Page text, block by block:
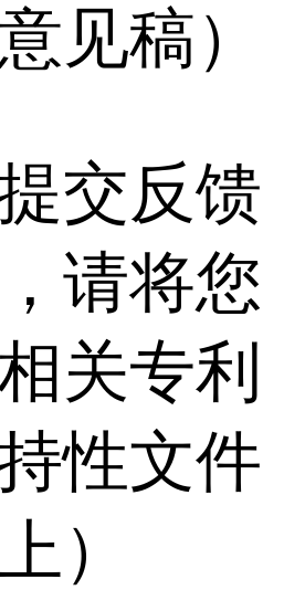
见稿）
交反馈
请将您
关专利
性文件
）